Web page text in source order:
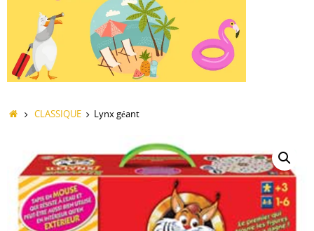
Accueil
CLASSIQUE Lynx géant